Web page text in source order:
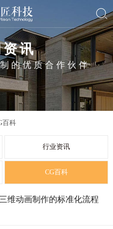
资讯
的优质合作伙伴
百科
行业资讯
CG百科
维动画制作的标准化流程